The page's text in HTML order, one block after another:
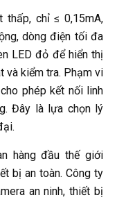
chỉ ≤ 0,15mA,
dòng điện tối đa
LED đỏ để hiển thị
và kiểm tra. Phạm vi
phép kết nối linh
Đây là lựa chọn lý
hàng đầu thế giới
bị an toàn. Công ty
an ninh, thiết bị